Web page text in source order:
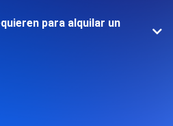
para alquilar un